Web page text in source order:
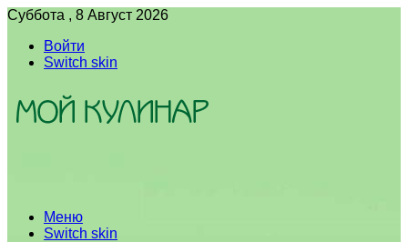
Суббота , 8 Август 2026
Войти
Switch skin
Меню
Switch skin